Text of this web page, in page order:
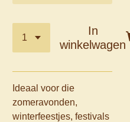
In
winkelwagen
Ideaal voor die
zomeravonden,
winterfeestjes, festivals